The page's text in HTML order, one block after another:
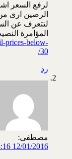
لرفع السعر
الرصين ارى
لتتعرف عن
المؤامرة
prices-below-
30/
رد
مصطفى:
12/01/2016 at 05:16